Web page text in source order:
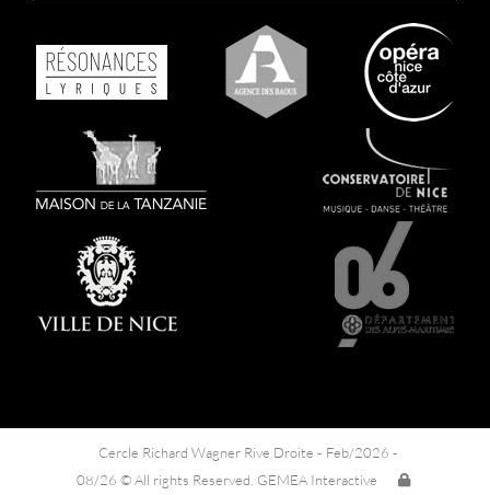
Cercle Richard Wagner Rive Droite - Feb/2026 -
08/26 © All rights Reserved. GEMEA Interactive